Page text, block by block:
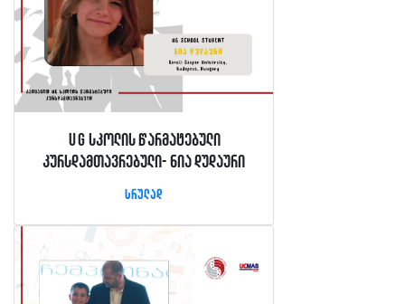
UG სკოლის წარმატებული
კურსდამთავრებული- ნია დუდაური
სრულად